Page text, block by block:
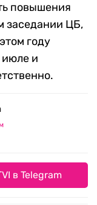
повышения
заседании ЦБ,
году
июле и
в Telegram